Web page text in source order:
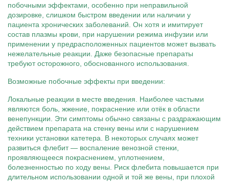
побочными эффектами, особенно при неправильной
дозировке, слишком быстром введении или наличии у
пациента хронических заболеваний. Он хотя и имитирует
состав плазмы крови, при нарушении режима инфузии или
применении у предрасположенных пациентов может вызвать
нежелательные реакции. Даже безопасные препараты
требуют осторожного, обоснованного использования.
Возможные побочные эффекты при введении:
Локальные реакции в месте введения. Наиболее частыми
являются боль, жжение, покраснение или отёк в области
венепункции. Эти симптомы обычно связаны с раздражающим
действием препарата на стенку вены или с нарушением
техники установки катетера. В некоторых случаях может
развиться флебит — воспаление венозной стенки,
проявляющееся покраснением, уплотнением,
болезненностью по ходу вены. Риск флебита повышается при
длительном использовании одной и той же вены, при плохой